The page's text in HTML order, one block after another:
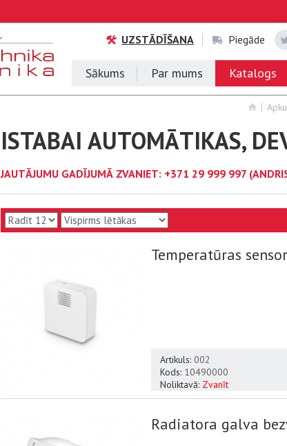
UZSTĀDĪŠANA Piegāde
Sākums Par mums Katalogs
ISTABAI AUTOMĀTIKAS,
JAUTĀJUMU GADĪJUMĀ ZVANIET: +371 29 999 997
Temperatūras
Artikuls: 002
Kods: 10490000
Noliktavā: Zvanīt
Radiatora galva